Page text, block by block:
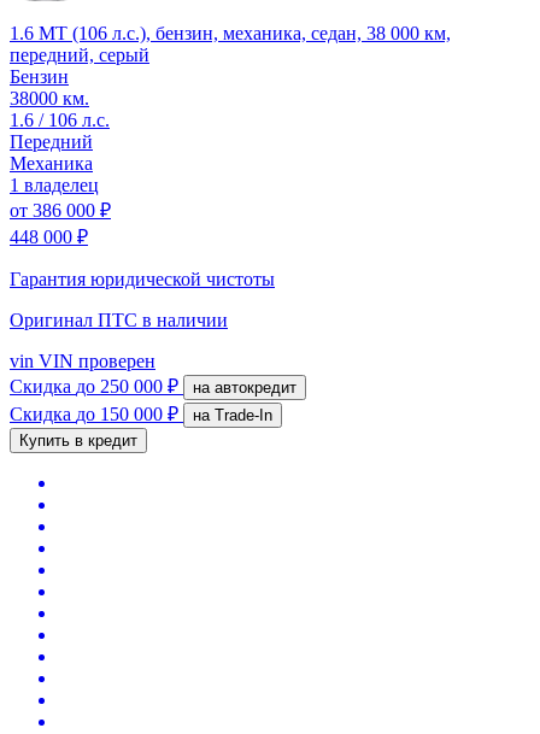
1.6 MT (106 л.с.), бензин, механика, седан, 38 000 км,
передний, серый
Бензин
38000 км.
1.6 / 106 л.с.
Передний
Механика
1 владелец
от 386 000 ₽
448 000 ₽
Гарантия юридической чистоты
Оригинал ПТС в наличии
vin VIN проверен
Скидка до 250 000 ₽ на автокредит
Скидка до 150 000 ₽
на Trade-In
Купить в кредит